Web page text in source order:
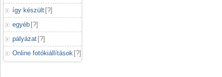
így készült [?]
egyéb [?]
pályázat [?]
Online fotókiállítások [?]